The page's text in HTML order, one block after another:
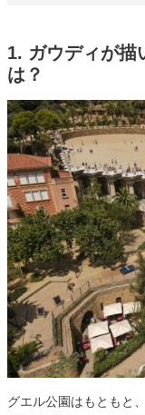
1. ガウディが描
は？
グエル公園はもともと